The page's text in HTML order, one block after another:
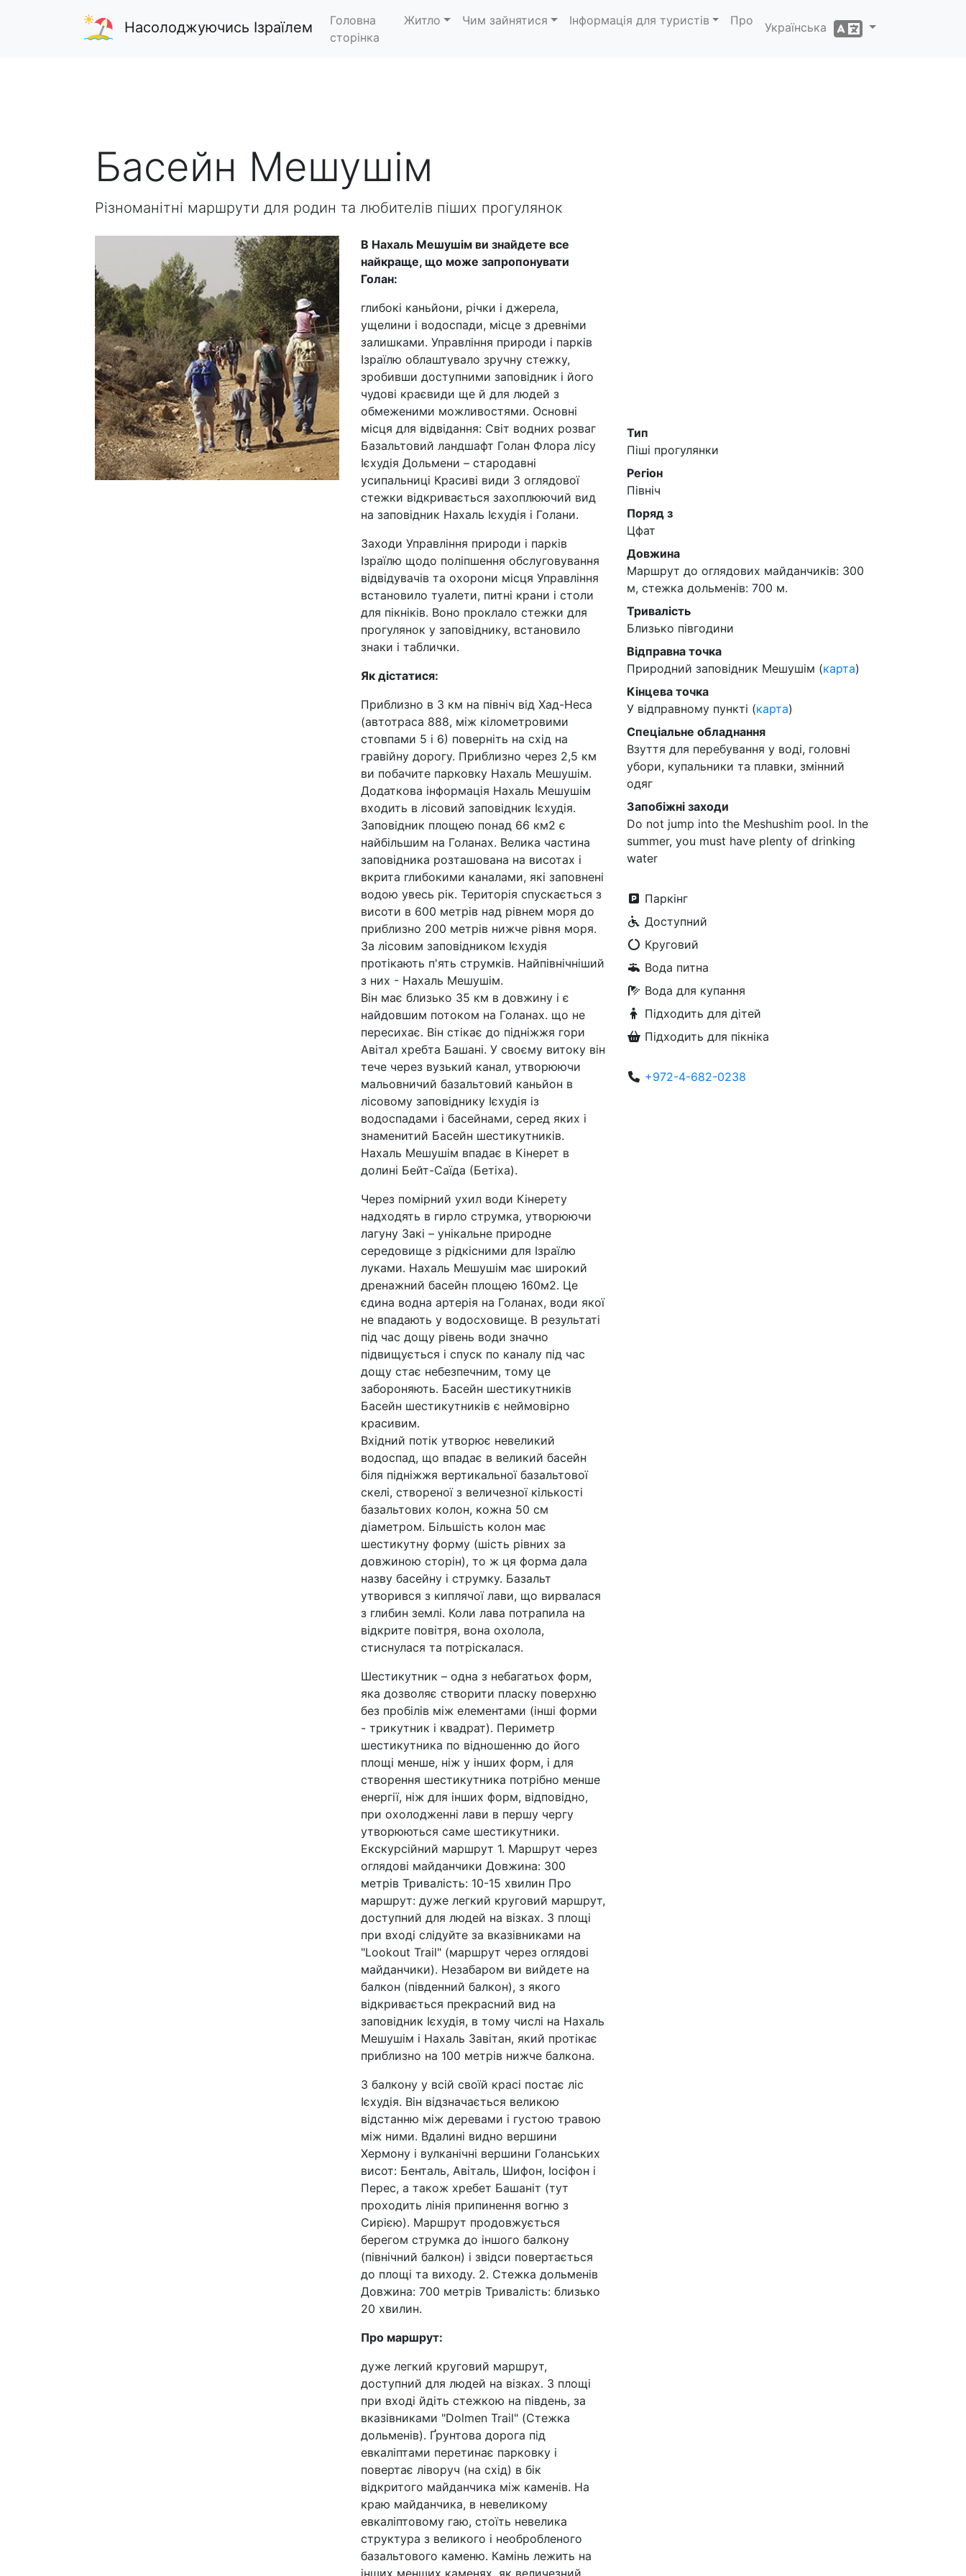
Насолоджуючись Ізраїлем
Головна
сторінка
Житло Чим зайнятися Інформація для туристів Про
Українська
Басейн Мешушім
Різноманітні маршрути для родин та любителів піших прогулянок
В Нахаль Мешушім ви знайдете все
найкраще, що може запропонувати
Голан:
глибокі каньйони, річки і джерела,
ущелини і водоспади, місце з древніми
залишками. Управління природи і парків
Ізраїлю облаштувало зручну стежку,
зробивши доступними заповідник і його
чудові краєвиди ще й для людей з
обмеженими можливостями. Основні
місця для відвідання: Світ водних розваг
Базальтовий ландшафт Голан Флора лісу
Ієхудія Дольмени – стародавні
усипальниці Красиві види З оглядової
стежки відкривається захоплюючий вид
на заповідник Нахаль Ієхудія і Голани.
Заходи Управління природи і парків
Ізраїлю щодо поліпшення обслуговування
відвідувачів та охорони місця Управління
встановило туалети, питні крани і столи
для пікніків. Воно проклало стежки для
прогулянок у заповіднику, встановило
знаки і таблички.
Як дістатися:
Приблизно в 3 км на північ від Хад-Неса
(автотраса 888, між кілометровими
стовпами 5 і 6) поверніть на схід на
гравійну дорогу. Приблизно через 2,5 км
ви побачите парковку Нахаль Мешушім.
Додаткова інформація Нахаль Мешушім
входить в лісовий заповідник Ієхудія.
Заповідник площею понад 66 км2 є
найбільшим на Голанах. Велика частина
заповідника розташована на висотах і
вкрита глибокими каналами, які заповнені
водою увесь рік. Територія спускається з
висоти в 600 метрів над рівнем моря до
приблизно 200 метрів нижче рівня моря.
За лісовим заповідником Ієхудія
протікають п'ять струмків. Найпівнічніший
з них - Нахаль Мешушім.
Він має близько 35 км в довжину і є
найдовшим потоком на Голанах. що не
пересихає. Він стікає до підніжжя гори
Авітал хребта Башані. У своєму витоку він
тече через вузький канал, утворюючи
мальовничий базальтовий каньйон в
лісовому заповіднику Ієхудія із
водоспадами і басейнами, серед яких і
знаменитий Басейн шестикутників.
Нахаль Мешушім впадає в Кінерет в
долині Бейт-Саїда (Бетіха).
Через помірний ухил води Кінерету
надходять в гирло струмка, утворюючи
лагуну Закі – унікальне природне
середовище з рідкісними для Ізраїлю
луками. Нахаль Мешушім має широкий
дренажний басейн площею 160м2. Це
єдина водна артерія на Голанах, води якої
не впадають у водосховище. В результаті
під час дощу рівень води значно
підвищується і спуск по каналу під час
дощу стає небезпечним, тому це
забороняють. Басейн шестикутників
Басейн шестикутників є неймовірно
красивим.
Вхідний потік утворює невеликий
водоспад, що впадає в великий басейн
біля підніжжя вертикальної базальтової
скелі, створеної з величезної кількості
базальтових колон, кожна 50 см
діаметром. Більшість колон має
шестикутну форму (шість рівних за
довжиною сторін), то ж ця форма дала
назву басейну і струмку. Базальт
утворився з киплячої лави, що вирвалася
з глибин землі. Коли лава потрапила на
відкрите повітря, вона охолола,
стиснулася та потріскалася.
Шестикутник – одна з небагатьох форм,
яка дозволяє створити пласку поверхню
без пробілів між елементами (інші форми
- трикутник і квадрат). Периметр
шестикутника по відношенню до його
площі менше, ніж у інших форм, і для
створення шестикутника потрібно менше
енергії, ніж для інших форм, відповідно,
при охолодженні лави в першу чергу
утворюються саме шестикутники.
Екскурсійний маршрут 1. Маршрут через
оглядові майданчики Довжина: 300
метрів Тривалість: 10-15 хвилин Про
маршрут: дуже легкий круговий маршрут,
доступний для людей на візках. З площі
при вході слідуйте за вказівниками на
"Lookout Trail" (маршрут через оглядові
майданчики). Незабаром ви вийдете на
балкон (південний балкон), з якого
відкривається прекрасний вид на
заповідник Ієхудія, в тому числі на Нахаль
Мешушім і Нахаль Завітан, який протікає
приблизно на 100 метрів нижче балкона.
З балкону у всій своїй красі постає ліс
Ієхудія. Він відзначається великою
відстанню між деревами і густою травою
між ними. Вдалині видно вершини
Хермону і вулканічні вершини Голанських
висот: Бенталь, Авіталь, Шифон, Іосіфон і
Перес, а також хребет Башаніт (тут
проходить лінія припинення вогню з
Сирією). Маршрут продовжується
берегом струмка до іншого балкону
(північний балкон) і звідси повертається
до площі та виходу. 2. Стежка дольменів
Довжина: 700 метрів Тривалість: близько
20 хвилин.
Про маршрут:
дуже легкий круговий маршрут,
доступний для людей на візках. З площі
при вході йдіть стежкою на південь, за
вказівниками "Dolmen Trail" (Стежка
дольменів). Ґрунтова дорога під
евкаліптами перетинає парковку і
повертає ліворуч (на схід) в бік
відкритого майданчика між каменів. На
краю майданчика, в невеликому
евкаліптовому гаю, стоїть невелика
структура з великого і необробленого
базальтового каменю. Камінь лежить на
інших менших каменях, як величезний
Тип
Піші прогулянки
Регіон
Північ
Поряд з
Цфат
Довжина
Маршрут до оглядових майданчиків: 300
м, стежка дольменів: 700 м.
Тривалість
Близько півгодини
Відправна точка
Природний заповідник Мешушім (карта)
Кінцева точка
У відправному пункті (карта)
Спеціальне обладнання
Взуття для перебування у воді, головні
убори, купальники та плавки, змінний
одяг
Запобіжні заходи
Do not jump into the Meshushim pool. In the
summer, you must have plenty of drinking
water
Паркінг
Доступний
Круговий
Вода питна
Вода для купання
Підходить для дітей
Підходить для пікніка
+972-4-682-0238